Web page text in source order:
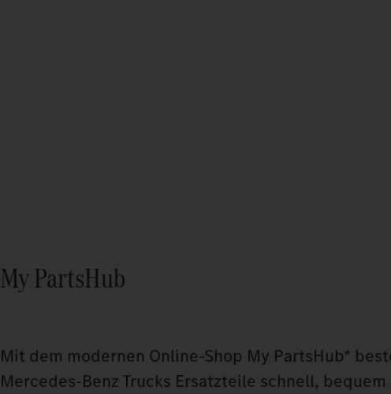
My PartsHub
Mit dem modernen Online-Shop My PartsHub*
Mercedes‑Benz Trucks Ersatzteile schnell,